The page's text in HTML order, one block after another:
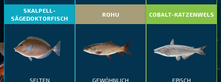
SKALPELL-
SÄGEDOKTORFISCH
SELTEN
ROHU
GEWÖHNLICH
COBALT-KATZENWELS
EPISCH